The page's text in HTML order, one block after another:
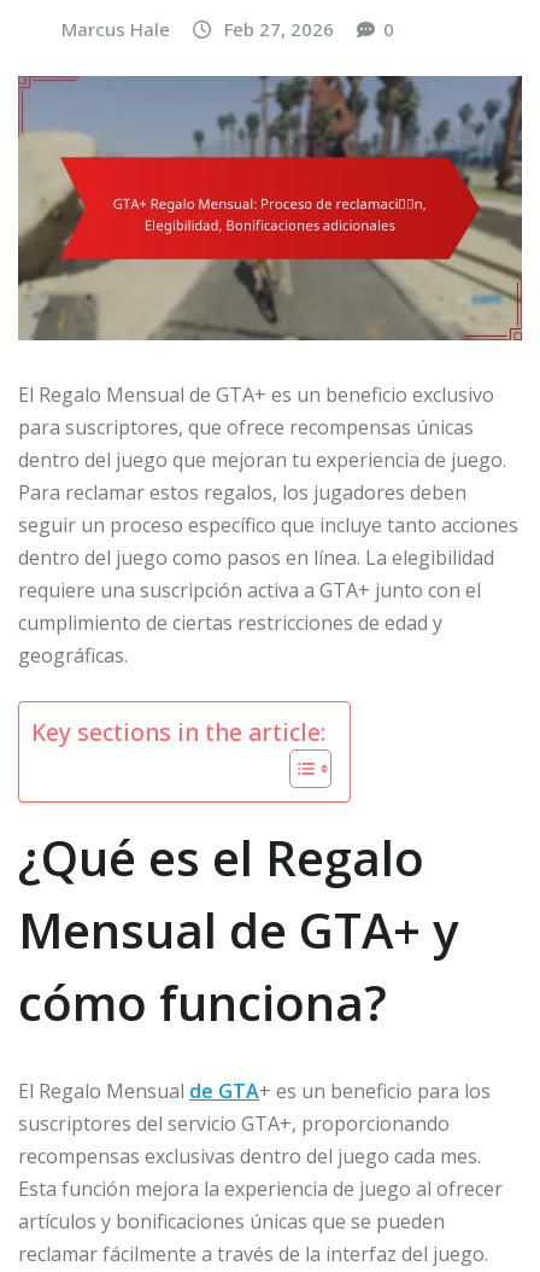
Marcus Hale Feb 27, 2026 0
El Regalo Mensual de GTA+ es un beneficio exclusivo
para suscriptores, que ofrece recompensas únicas
dentro del juego que mejoran tu experiencia de juego.
Para reclamar estos regalos, los jugadores deben
seguir un proceso específico que incluye tanto acciones
dentro del juego como pasos en línea. La elegibilidad
requiere una suscripción activa a GTA+ junto con el
cumplimiento de ciertas restricciones de edad y
geográficas.
Key sections in the article:
¿Qué es el Regalo
Mensual de GTA+ y
cómo funciona?
El Regalo Mensual de GTA+ es un beneficio para los
suscriptores del servicio GTA+, proporcionando
recompensas exclusivas dentro del juego cada mes.
Esta función mejora la experiencia de juego al ofrecer
artículos y bonificaciones únicas que se pueden
reclamar fácilmente a través de la interfaz del juego.